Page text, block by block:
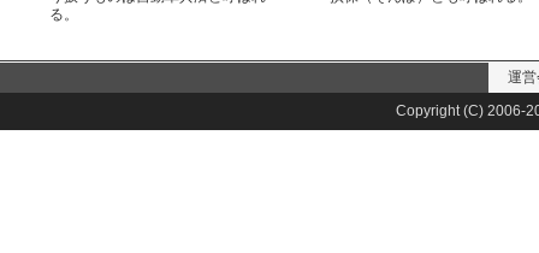
る。
運
Copyright (C) 2006-